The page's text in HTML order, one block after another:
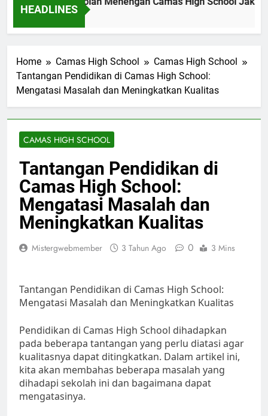
HEADLINES
Home Camas High School
Camas High School
Tantangan Pendidikan di Camas High School:
Mengatasi Masalah dan Meningkatkan Kualitas
CAMAS HIGH SCHOOL
Tantangan Pendidikan di
Camas High School:
Mengatasi Masalah dan
Meningkatkan Kualitas
Mistergwebmember 3 Tahun Ago 0 3 Mins
Tantangan Pendidikan di Camas High School:
Mengatasi Masalah dan Meningkatkan Kualitas
Pendidikan di Camas High School dihadapkan
pada beberapa tantangan yang perlu diatasi agar
kualitasnya dapat ditingkatkan. Dalam artikel ini,
kita akan membahas beberapa masalah yang
dihadapi sekolah ini dan bagaimana dapat
mengatasinya.